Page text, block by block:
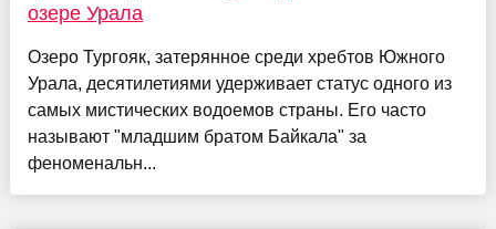
озере Урала
Озеро Тургояк, затерянное среди хребтов Южного
Урала, десятилетиями удерживает статус одного из
самых мистических водоемов страны. Его часто
называют "младшим братом Байкала" за
феноменальн...